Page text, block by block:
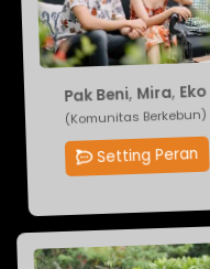
Pak Beni,Mira,Eko
(Komunitas Berkebun)
Setting Peran